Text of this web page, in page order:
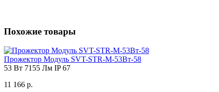
Похожие товары
Прожектор Модуль SVT-STR-M-53Вт-58
53 Вт 7155 Лм IP 67
11 166 р.